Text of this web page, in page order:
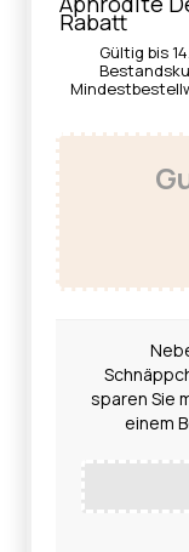
Rabatt
Gültig bis
sparen Sie
einem